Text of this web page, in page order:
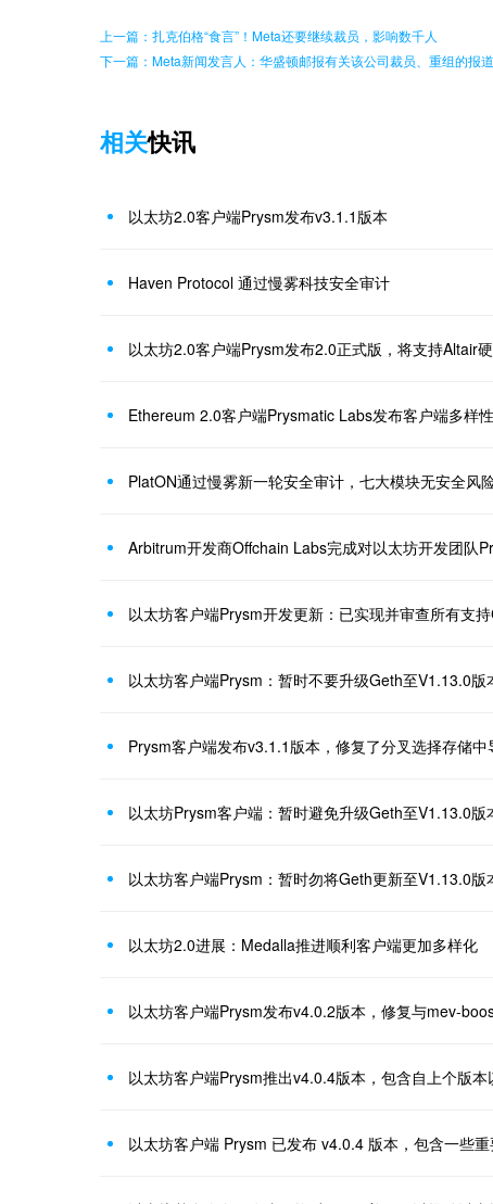
上一篇：扎克伯格“食言”！Meta还要继续裁员，影响数千人
下一篇：Meta新闻发言人：华盛顿邮报有关该公司裁员、重组的报道
相关快讯
以太坊2.0客户端Prysm发布v3.1.1版本
Haven Protocol 通过慢雾科技安全审计
以太坊2.0客户端Prysm发布2.0正式版，将支持Altair
PlatON通过慢雾新一轮安全审计，七大模块无安全风
Arbitrum开发商Offchain Labs完成对以太坊开发团队
以太坊客户端Prysm：暂时不要升级Geth至V1.13.0版
以太坊Prysm客户端：暂时避免升级Geth至V1.13.0版
以太坊客户端Prysm：暂时勿将Geth更新至V1.13.0
以太坊2.0进展：Medalla推进顺利客户端更加多样化
以太坊客户端Prysm发布v4.0.2版本，修复与mev-
以太坊客户端Prysm推出v4.0.4版本，包含自上个版
以太坊客户端 Prysm 已发布 v4.0.4 版本，包含一些